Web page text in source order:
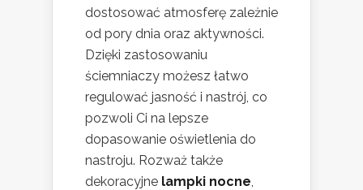
dostosować atmosferę zależnie
od pory dnia oraz aktywności.
Dzięki zastosowaniu
ściemniaczy możesz łatwo
regulować jasność i nastrój, co
pozwoli Ci na lepsze
dopasowanie oświetlenia do
nastroju. Rozważ także
dekoracyjne lampki nocne,